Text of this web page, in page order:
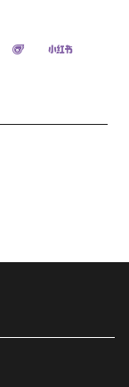
微博 飞猪 小红书